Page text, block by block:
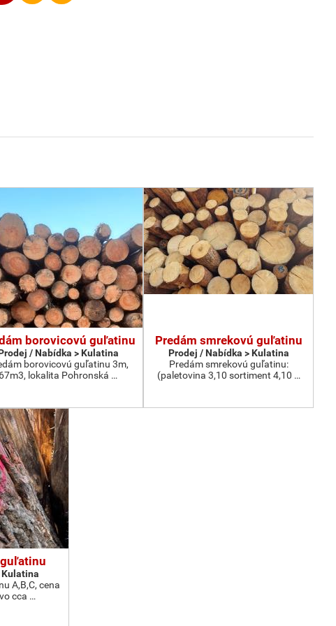
borovicovú guľatinu
/ Nabídka > Kulatina
borovicovú guľatinu 3m,
67m3, lokalita Pohronská …
Predám smrekovú guľatinu
Prodej / Nabídka > Kulatina
Predám smrekovú guľatinu:
(paletovina 3,10 sortiment 4,10 …
Kulatina
A,B,C, cena
cca …